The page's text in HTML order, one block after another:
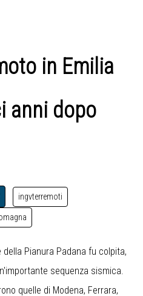
in Emilia
anni dopo
ingvterremoti
Pianura Padana fu colpita,
sequenza sismica.
quelle di Modena, Ferrara,